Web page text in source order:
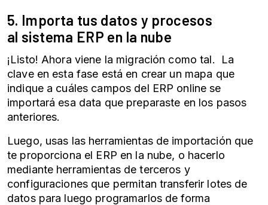
5. Importa tus datos y procesos
al sistema ERP en la nube
¡Listo! Ahora viene la migración como tal. La
clave en esta fase está en crear un mapa que
indique a cuáles campos del ERP online se
importará esa data que preparaste en los pasos
anteriores.
Luego, usas las herramientas de importación que
te proporciona el ERP en la nube, o hacerlo
mediante herramientas de terceros y
configuraciones que permitan transferir lotes de
datos para luego programarlos de forma